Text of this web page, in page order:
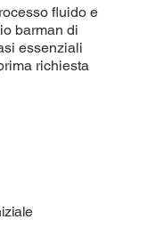
fluido e
barman di
essenziali
richiesta